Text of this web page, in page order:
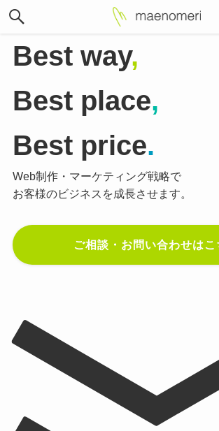
Best way,
Best place,
Best price.
Web制作・マーケティング戦略で
お客様のビジネスを成長させます。
ご相談・お問い合わせはこ